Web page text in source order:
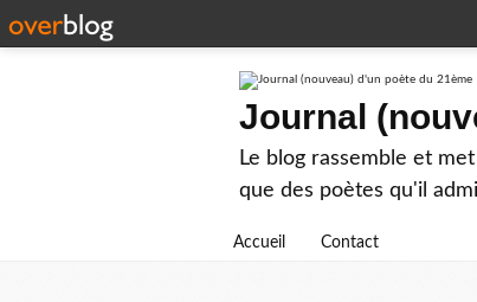
Journal
Le blog rassemble et
que des poètes qu'il
Accueil Contact